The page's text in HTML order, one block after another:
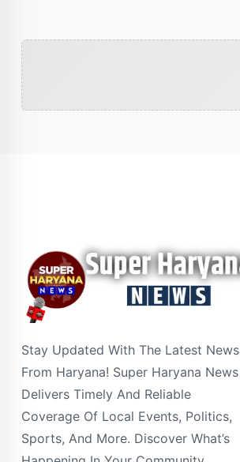
Stay Updated With The Latest News
From Haryana! Super Haryana News
Delivers Timely And Reliable
Coverage Of Local Events, Politics,
Sports, And More. Discover What’s